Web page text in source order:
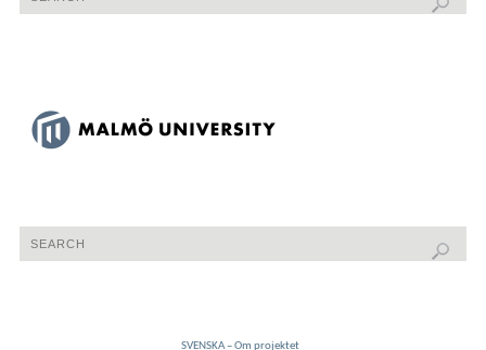
SVENSKA – Om projektet